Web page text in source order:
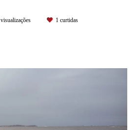
visualizações 1 curtidas